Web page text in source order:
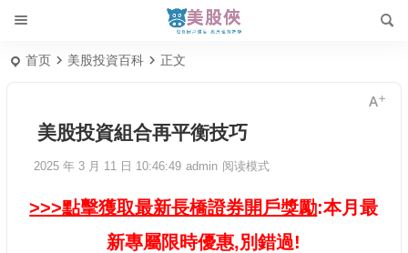
首页 美股投資百科 正文
美股投資組合再平衡技巧
2025 年 3 月 11 日 10:46:49 admin 阅读模式
>>>點擊獲取最新長橋證券開戶獎勵:本月最
新專屬限時優惠,別錯過!